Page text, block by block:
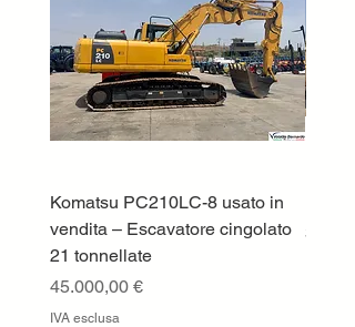
Komatsu PC210LC-8 usato in
vendita – Escavatore cingolato
21 tonnellate
Prezzo
45.000,00 €
IVA esclusa
Prezzo